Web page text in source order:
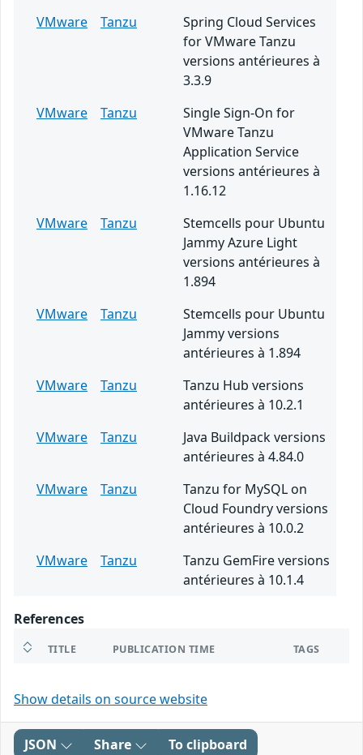
VMware
Tanzu
Spring Cloud Services
for VMware Tanzu
versions antérieures à
3.3.9
VMware
Tanzu
Single Sign-On for
VMware Tanzu
Application Service
versions antérieures à
1.16.12
VMware
Tanzu
Stemcells pour Ubuntu
Jammy Azure Light
versions antérieures à
1.894
VMware
Tanzu
Stemcells pour Ubuntu
Jammy versions
antérieures à 1.894
VMware
Tanzu
Tanzu Hub versions
antérieures à 10.2.1
VMware
Tanzu
Java Buildpack versions
antérieures à 4.84.0
VMware
Tanzu
Tanzu for MySQL on
Cloud Foundry versions
antérieures à 10.0.2
VMware
Tanzu
Tanzu GemFire versions
antérieures à 10.1.4
References
TITLE PUBLICATION TIME TAGS
Show details on source website
JSON Share To clipboard